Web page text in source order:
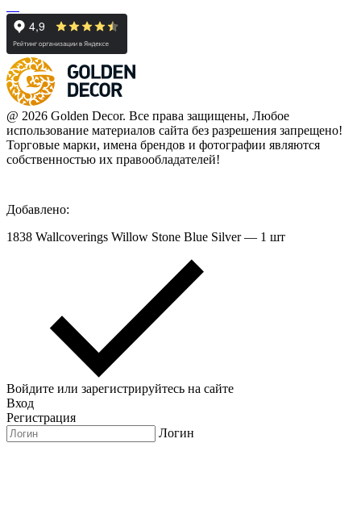
@ 2026 Golden Decor. Все права защищены, Любое
использование материалов сайта без разрешения запрещено!
Торговые марки, имена брендов и фотографии являются
собственностью их правообладателей!
Добавлено:
1838 Wallcoverings Willow Stone Blue Silver — 1 шт
Войдите или зарегистрируйтесь на сайте
Вход
Регистрация
Логин